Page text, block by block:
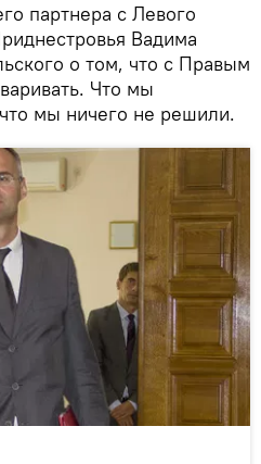
партнера с Левого
Вадима
о том, что с Правым
Что мы
мы ничего не решили.